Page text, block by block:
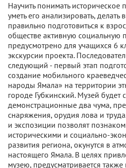
Научить понимать историческое
уметь его анализировать,
правильно подготовиться к
обществе активную социальную
предусмотрено для учащихся 6
экскурсии проекта.
следующий - первый этап
создание мобильного
народы Ямала» на территории
городе Губкинский. Музей будет
демонстрационные два чума,
снаряжения, орудия лова и
и экспозиции позволят
историческими и социально-
развития региона, окунутся в
настоящего Ямала. В целях
музею, предусматривается